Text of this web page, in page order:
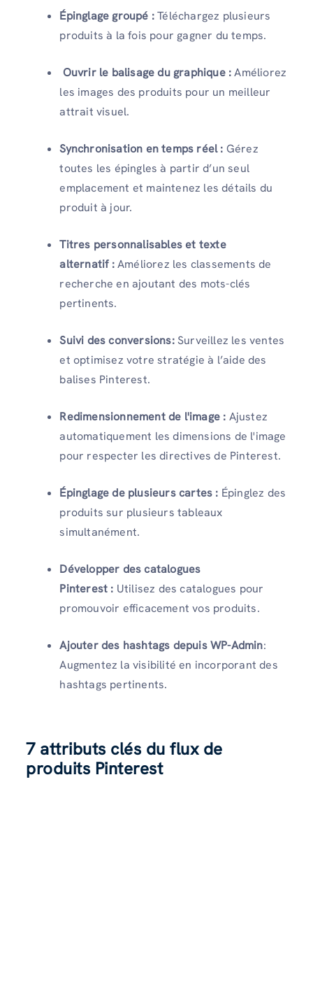
Épinglage groupé : Téléchargez plusieurs
produits à la fois pour gagner du temps.
Ouvrir le balisage du graphique :Améliorez
les images des produits pour un meilleur
attrait visuel.
Synchronisation en temps réel : Gérez
toutes les épingles à partir d’un seul
emplacement et maintenez les détails du
produit à jour.
Titres personnalisables et texte
alternatif :Améliorez les classements de
recherche en ajoutant des mots-clés
pertinents.
Suivi des conversions: Surveillez les ventes
et optimisez votre stratégie à l’aide des
balises Pinterest.
Redimensionnement de l'image : Ajustez
automatiquement les dimensions de l'image
pour respecter les directives de Pinterest.
Épinglage de plusieurs cartes : Épinglez des
produits sur plusieurs tableaux
simultanément.
Développer des catalogues
Pinterest : Utilisez des catalogues pour
promouvoir efficacement vos produits.
Ajouter des hashtags depuis WP-Admin:
Augmentez la visibilité en incorporant des
hashtags pertinents.
7 attributs clés du flux de
produits Pinterest